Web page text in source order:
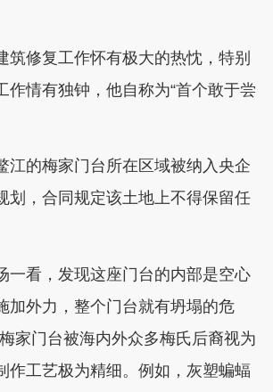
筑修复工作怀有极大的热忱，特别
作情有独钟，他自称为“首个敢于尝
江的梅家门台所在区域被纳入央企
划，合同规定该土地上不得保留任
一看，发现这座门台的内部是空心
加外力，整个门台就有坍塌的危
家门台被海内外众多梅氏后裔视为
作工艺极为精细。例如，灰塑蝙蝠